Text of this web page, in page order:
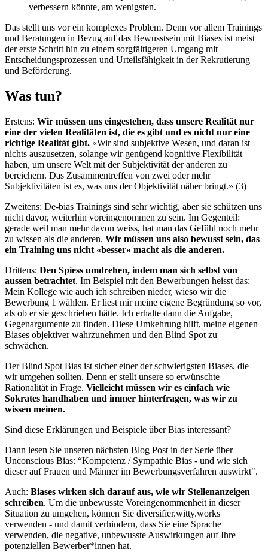
verbessern könnte, am wenigsten.
Das stellt uns vor ein komplexes Problem. Denn vor allem Trainings
und Beratungen in Bezug auf das Bewusstsein mit Biases ist meist
der erste Schritt hin zu einem sorgfältigeren Umgang mit
Entscheidungsprozessen und Urteilsfähigkeit in der Rekrutierung
und Beförderung.
Was tun?
Erstens: Wir müssen uns eingestehen, dass unsere Realität nur
eine der vielen Realitäten ist, die es gibt und es nicht nur eine
richtige Realität gibt. «Wir sind subjektive Wesen, und daran ist
nichts auszusetzen, solange wir genügend kognitive Flexibilität
haben, um unsere Welt mit der Subjektivität der anderen zu
bereichern. Das Zusammentreffen von zwei oder mehr
Subjektivitäten ist es, was uns der Objektivität näher bringt.» (3)
Zweitens: De-bias Trainings sind sehr wichtig, aber sie schützen uns
nicht davor, weiterhin voreingenommen zu sein. Im Gegenteil:
gerade weil man mehr davon weiss, hat man das Gefühl noch mehr
zu wissen als die anderen. Wir müssen uns also bewusst sein, das
ein Training uns nicht «besser» macht als die anderen.
Drittens: Den Spiess umdrehen, indem man sich selbst von
aussen betrachtet. Im Beispiel mit den Bewerbungen heisst das:
Mein Kollege wie auch ich schreiben nieder, wieso wir die
Bewerbung 1 wählen. Er liest mir meine eigene Begründung so vor,
als ob er sie geschrieben hätte. Ich erhalte dann die Aufgabe,
Gegenargumente zu finden. Diese Umkehrung hilft, meine eigenen
Biases objektiver wahrzunehmen und den Blind Spot zu
schwächen.
Der Blind Spot Bias ist sicher einer der schwierigsten Biases, die
wir umgehen sollten. Denn er stellt unsere so erwünschte
Rationalität in Frage. Vielleicht müssen wir es einfach wie
Sokrates handhaben und immer hinterfragen, was wir zu
wissen meinen.
Sind diese Erklärungen und Beispiele über Bias interessant?
Dann lesen Sie unseren nächsten Blog Post in der Serie über
Unconscious Bias: “Kompetenz / Sympathie Bias - und wie sich
dieser auf Frauen und Männer im Bewerbungsverfahren auswirkt".
Auch: Biases wirken sich darauf aus, wie wir Stellenanzeigen
schreiben. Um die unbewusste Voreingenommenheit in dieser
Situation zu umgehen, können Sie diversifier.witty.works
verwenden - und damit verhindern, dass Sie eine Sprache
verwenden, die negative, unbewusste Auswirkungen auf Ihre
potenziellen Bewerber*innen hat.